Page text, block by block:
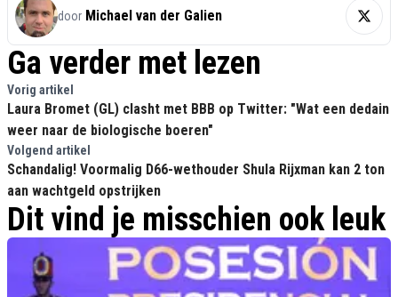
door Michael van der Galien
Ga verder met lezen
Vorig artikel
Laura Bromet (GL) clasht met BBB op Twitter: "Wat een dedain
weer naar de biologische boeren"
Volgend artikel
Schandalig! Voormalig D66-wethouder Shula Rijxman kan 2 ton
aan wachtgeld opstrijken
Dit vind je misschien ook leuk